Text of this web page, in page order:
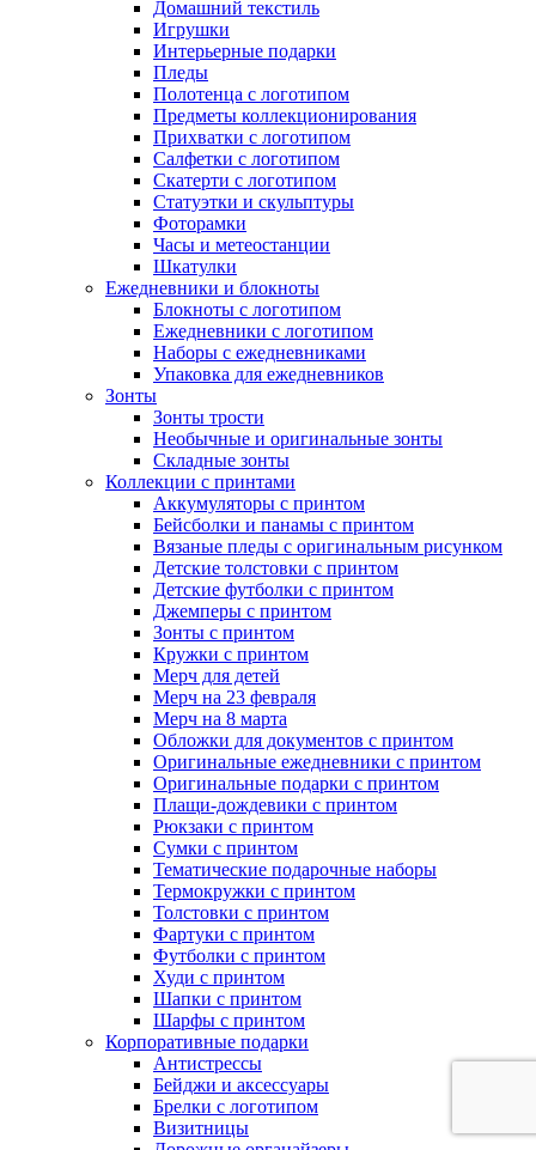
Домашний текстиль
Игрушки
Интерьерные подарки
Пледы
Полотенца с логотипом
Предметы коллекционирования
Прихватки с логотипом
Салфетки с логотипом
Скатерти с логотипом
Статуэтки и скульптуры
Фоторамки
Часы и метеостанции
Шкатулки
Ежедневники и блокноты
Блокноты с логотипом
Ежедневники с логотипом
Наборы с ежедневниками
Упаковка для ежедневников
Зонты
Зонты трости
Необычные и оригинальные зонты
Складные зонты
Коллекции с принтами
Аккумуляторы с принтом
Бейсболки и панамы с принтом
Вязаные пледы с оригинальным рисунком
Детские толстовки с принтом
Детские футболки с принтом
Джемперы с принтом
Зонты с принтом
Кружки с принтом
Мерч для детей
Мерч на 23 февраля
Мерч на 8 марта
Обложки для документов с принтом
Оригинальные ежедневники с принтом
Оригинальные подарки с принтом
Плащи-дождевики с принтом
Рюкзаки с принтом
Сумки с принтом
Тематические подарочные наборы
Термокружки с принтом
Толстовки с принтом
Фартуки с принтом
Футболки с принтом
Худи с принтом
Шапки с принтом
Шарфы с принтом
Корпоративные подарки
Антистрессы
Бейджи и аксессуары
Брелки с логотипом
Визитницы